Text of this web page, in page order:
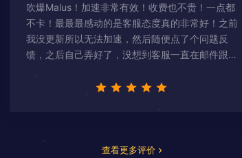
吹爆Malus！加速非常有效！收费也不贵！一点都
不卡！最最最感动的是客服态度真的非常好！之前
我没更新所以无法加速，然后随便点了个问题反
馈，之后自己弄好了，没想到客服一直在邮件跟
查看更多评价